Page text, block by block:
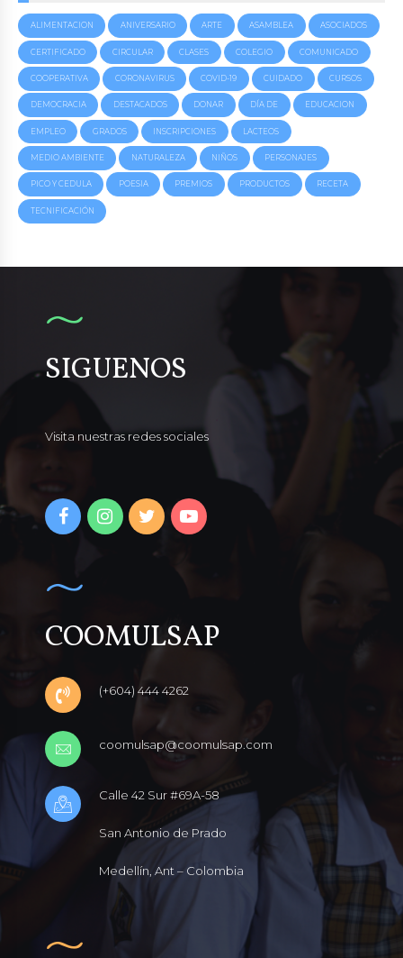
ALIMENTACION ANIVERSARIO ARTE ASAMBLEA ASOCIADOS
CERTIFICADO CIRCULAR CLASES COLEGIO COMUNICADO
COOPERATIVA CORONAVIRUS COVID-19 CUIDADO CURSOS
DEMOCRACIA DESTACADOS DONAR DÍA DE EDUCACION
EMPLEO GRADOS INSCRIPCIONES LACTEOS
MEDIO AMBIENTE NATURALEZA NIÑOS PERSONAJES
PICO Y CEDULA POESIA PREMIOS PRODUCTOS RECETA
TECNIFICACIÓN
SIGUENOS
Visita nuestras redes sociales
COOMULSAP
(+604) 444 4262
coomulsap@coomulsap.com
Calle 42 Sur #69A-58
San Antonio de Prado
Medellín, Ant – Colombia